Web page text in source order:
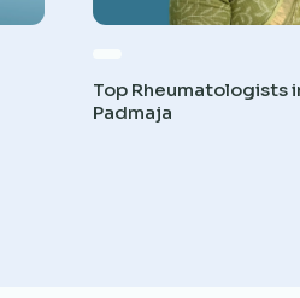
Top Rheumatologists
Padmaja